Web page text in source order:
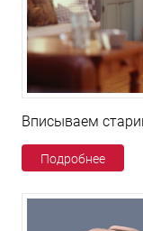
Вписываем
Подробнее